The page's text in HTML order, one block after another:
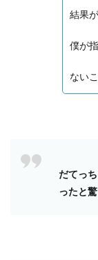
結果
僕が
ない
だてっ
ったと